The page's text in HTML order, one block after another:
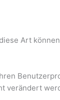
Art
verändert